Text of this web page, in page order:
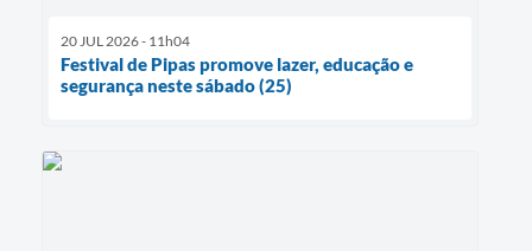
20 JUL 2026 - 11h04
Festival de Pipas promove lazer, educação e
segurança neste sábado (25)